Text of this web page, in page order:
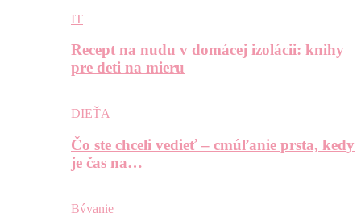
IT
Recept na nudu v domácej izolácii: knihy
pre deti na mieru
DIEŤA
Čo ste chceli vedieť – cmúľanie prsta, kedy
je čas na…
Bývanie